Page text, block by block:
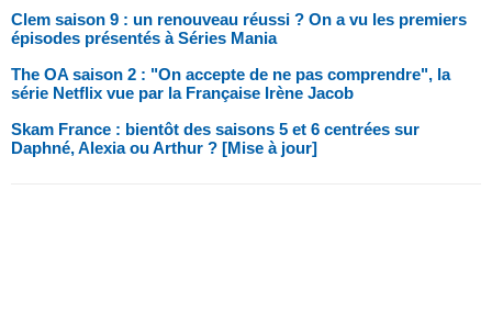
Clem saison 9 : un renouveau réussi ? On a vu les premiers
épisodes présentés à Séries Mania
The OA saison 2 : "On accepte de ne pas comprendre", la
série Netflix vue par la Française Irène Jacob
Skam France : bientôt des saisons 5 et 6 centrées sur
Daphné, Alexia ou Arthur ? [Mise à jour]